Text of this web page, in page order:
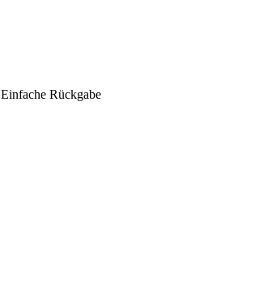
Einfache Rückgabe